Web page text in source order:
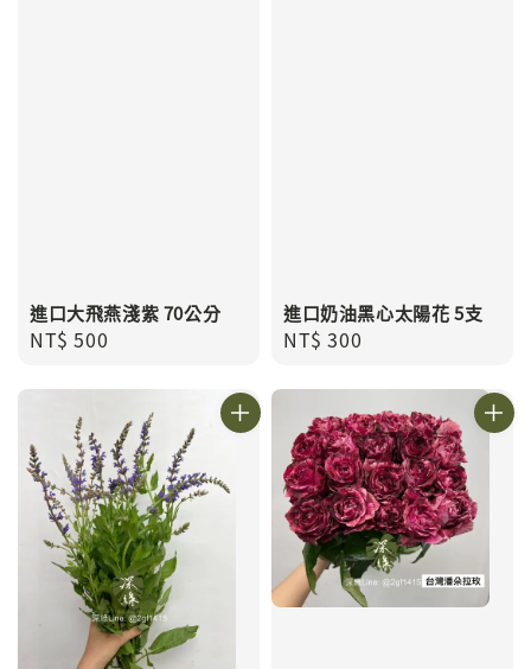
進口大飛燕淺紫 70公分
Regular
NT$ 500
進口奶油黑心太陽花 5支
Regular
NT$ 300